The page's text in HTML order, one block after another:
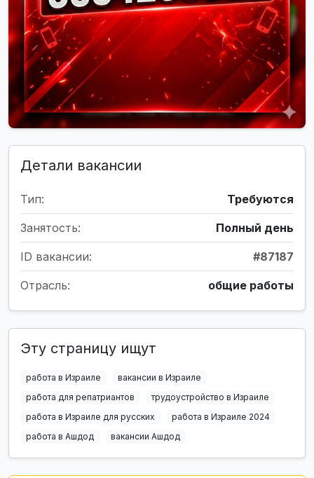
Детали вакансии
Тип: Требуются
Занятость: Полный день
ID вакансии: #87187
Отрасль: общие работы
Эту страницу ищут
работа в Израиле
вакансии в Израиле
работа для репатриантов
трудоустройство в Израиле
работа в Израиле для русских
работа в Израиле 2024
работа в Ашдод
вакансии Ашдод